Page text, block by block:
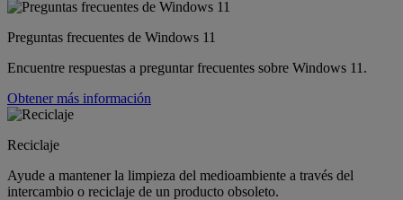
Preguntas frecuentes de Windows 11
Encuentre respuestas a preguntar frecuentes sobre Windows 11.
Obtener más información
Reciclaje
Ayude a mantener la limpieza del medioambiente a través del
intercambio o reciclaje de un producto obsoleto.